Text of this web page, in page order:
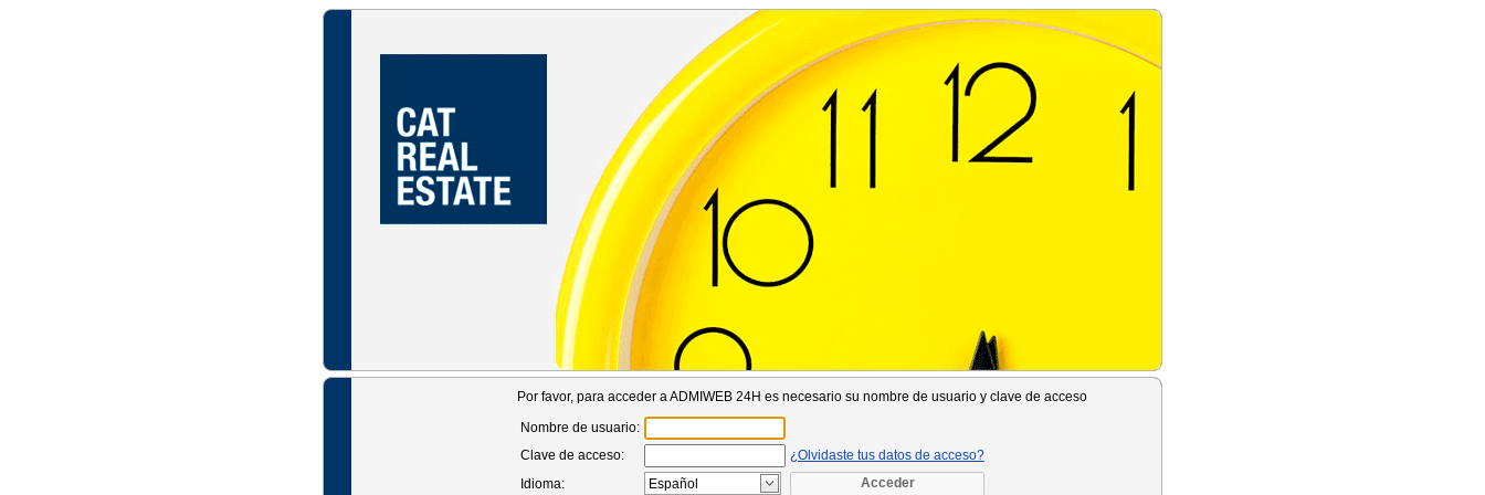
Por favor, para acceder a ADMIWEB 24H es necesario su nombre de usuario y clave de acceso
Nombre de usuario:
Clave de acceso:
¿Olvidaste tus datos de acceso?
Idioma:
Acceder